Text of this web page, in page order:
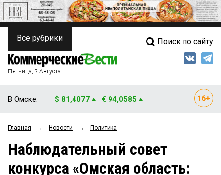
ПОЛИТИКА
ФИНАНСЫ
ОБЩЕСТВО
ЗАКОН
Свежий выпуск
Рейтинги
Блоги
Все рубрики Поиск по сайту
Пятница, 7 Августа
В Омске: $ 81,4077 € 94,0585
Главная → Новости → Политика
Наблюдательный совет
конкурса «Омская область: